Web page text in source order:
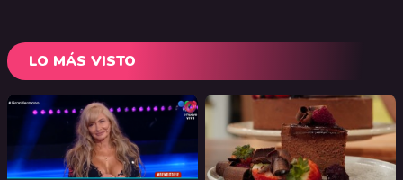
LO MÁS VISTO